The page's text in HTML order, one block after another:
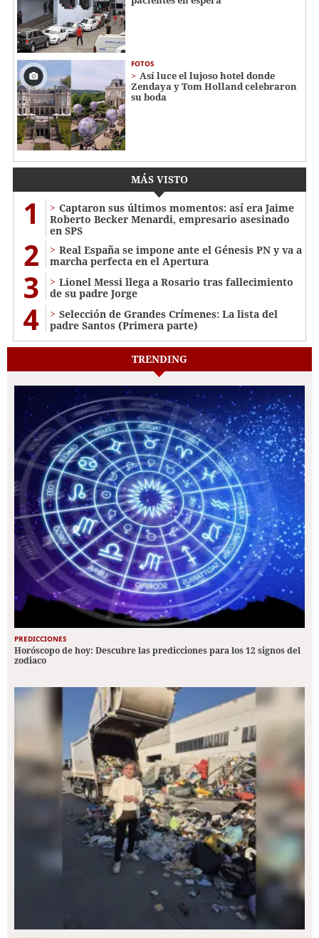
FOTOS
Así luce el lujoso hotel donde
Zendaya y Tom Holland celebraron
su boda
MÁS VISTO
1
Captaron sus últimos momentos: así era Jaime
Roberto Becker Menardi​​​, empresario asesinado
en SPS
2
Real España se impone ante el Génesis PN y va a
marcha perfecta en el Apertura
3
Lionel Messi llega a Rosario tras fallecimiento
de su padre Jorge
4
Selección de Grandes Crímenes: La lista del
padre Santos (Primera parte)
TRENDING
PREDICCIONES
Horóscopo de hoy: Descubre las predicciones para los 12 signos del
zodiaco